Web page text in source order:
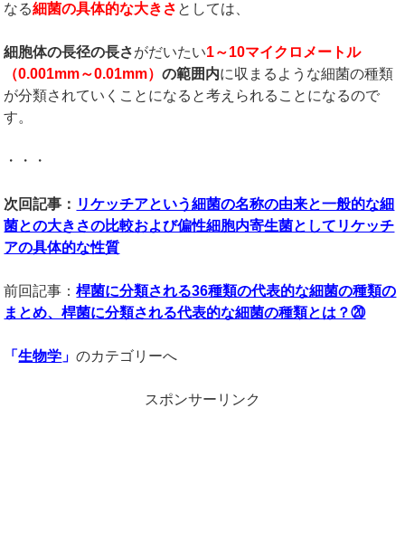
なる細菌の具体的な大きさ としては、
細胞体の長径の長さがだいたい1～10マイクロメートル
（0.001mm～0.01mm）の範囲内に収まるような細菌の種類
が分類されていくことになると考えられることになるので
す。
・・・
次回記事： リケッチアという細菌の名称の由来と一般的な細
菌との大きさの比較および偏性細胞内寄生菌としてリケッチ
アの具体的な性質
前回記事：桿菌に分類される36種類の代表的な細菌の種類の
まとめ、桿菌に分類される代表的な細菌の種類とは？⑳
「生物学 」のカテゴリーへ
スポンサーリンク